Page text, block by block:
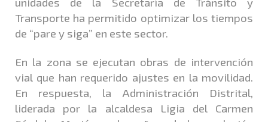
Transporte ha permitido optimizar los tiempos
de “pare y siga” en este sector.
En la zona se ejecutan obras de intervención
vial que han requerido ajustes en la movilidad.
En respuesta, la Administración Distrital,
liderada por la alcaldesa Ligia del Carmen